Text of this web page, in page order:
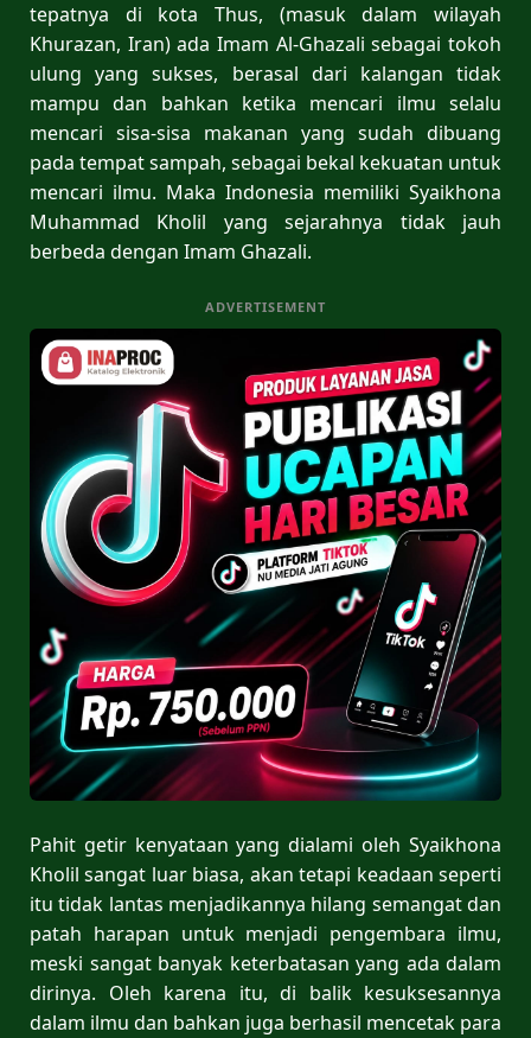
tepatnya di kota Thus, (masuk dalam wilayah
Khurazan, Iran) ada Imam Al-Ghazali sebagai tokoh
ulung yang sukses, berasal dari kalangan tidak
mampu dan bahkan ketika mencari ilmu selalu
mencari sisa-sisa makanan yang sudah dibuang
pada tempat sampah, sebagai bekal kekuatan untuk
mencari ilmu. Maka Indonesia memiliki Syaikhona
Muhammad Kholil yang sejarahnya tidak jauh
berbeda dengan Imam Ghazali.
ADVERTISEMENT
Pahit getir kenyataan yang dialami oleh Syaikhona
Kholil sangat luar biasa, akan tetapi keadaan seperti
itu tidak lantas menjadikannya hilang semangat dan
patah harapan untuk menjadi pengembara ilmu,
meski sangat banyak keterbatasan yang ada dalam
dirinya. Oleh karena itu, di balik kesuksesannya
dalam ilmu dan bahkan juga berhasil mencetak para